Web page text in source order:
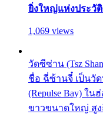
ยิ่งใหญ่แห่งประวั
1,069 views
วัดซีซ่าน (Tsz
ชื่อ ฉี่ซ้านจี๋ เป็นวั
(Repulse Bay) ใ
ขาวขนาดใหญ่ สูง